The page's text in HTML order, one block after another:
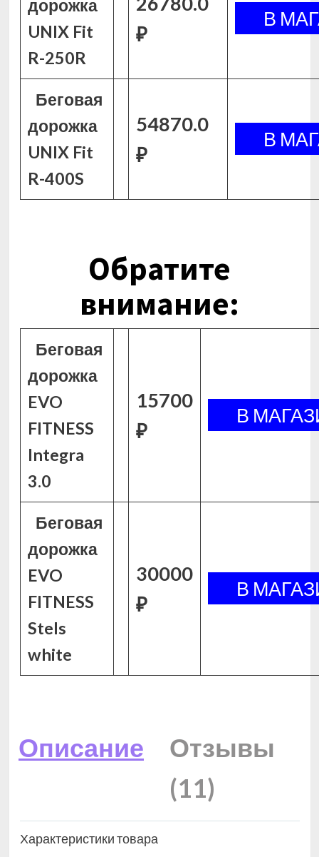
дорожка
UNIX Fit
R-250R
₽
Беговая
дорожка
UNIX Fit
R-400S
54870.0
₽
Обратите
внимание:
Беговая
дорожка
EVO
FITNESS
Integra
3.0
15700
₽
Беговая
дорожка
EVO
FITNESS
Stels
white
30000
₽
Описание
Отзывы
(11)
Характеристики товара